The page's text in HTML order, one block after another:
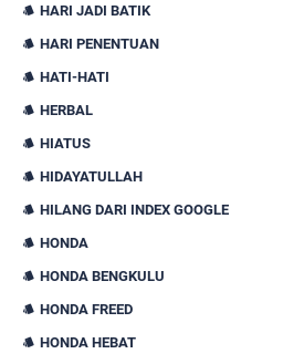
HARI JADI BATIK
HARI PENENTUAN
HATI-HATI
HERBAL
HIATUS
HIDAYATULLAH
HILANG DARI INDEX GOOGLE
HONDA
HONDA BENGKULU
HONDA FREED
HONDA HEBAT